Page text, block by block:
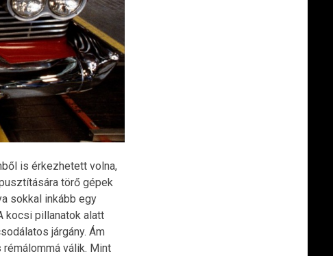
is érkezhetett volna,
törő gépek
sokkal inkább egy
kocsi pillanatok alatt
járgány. Ám
válik. Mint